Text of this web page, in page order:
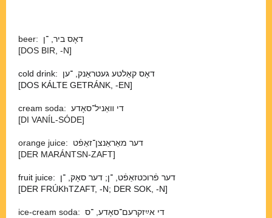
beer: דאָס ביר, ־⁠ן
[DOS BIR, -⁠N]
cold drink: דאָס קאַלטע געטראַנק, ־ען
[DOS KÁLTE GETRÁNK, -EN]
cream soda: די װאַניל־⁠סאָדע
[DI VANÍL-⁠SÓDE]
orange juice: דער מאַראַנצן־⁠זאַפֿט
[DER MARÁNTSN-⁠ZAFT]
fruit juice: דער פֿרוכטזאַפֿט, ־ן; דער סאָק, ־ן
[DER FRÚKhTZAFT, -N; DER SOK, -N]
ice-cream soda: די אײַזקרעם־⁠סאָדע, ־⁠ס